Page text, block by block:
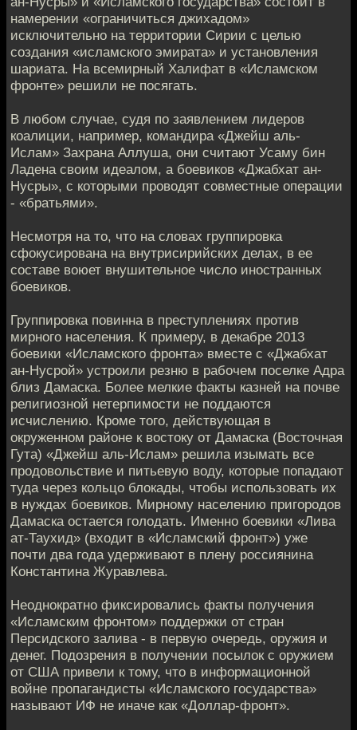
намерении «ограничиться джихадом»
исключительно на территории Сирии с целью
создания «исламского эмирата» и установления
шариата. На всемирный Халифат в «Исламском
фронте» решили не посягать.
В любом случае, судя по заявлением лидеров
коалиции, например, командира «Джейш аль-
Ислам» Захрана Аллуша, они считают Усаму бин
Ладена своим идеалом, а боевиков «Джабхат ан-
Нусры», с которыми проводят совместные операции
- «братьями».
Несмотря на то, что на словах группировка
сфокусирована на внутрисирийских делах, в ее
составе воюет внушительное число иностранных
боевиков.
Группировка повинна в преступлениях против
мирного населения. К примеру, в декабре 2013
боевики «Исламского фронта» вместе с «Джабхат
ан-Нусрой» устроили резню в рабочем поселке Адра
близ Дамаска. Более мелкие факты казней на почве
религиозной нетерпимости не поддаются
исчислению. Кроме того, действующая в
окруженном районе к востоку от Дамаска (Восточная
Гута) «Джейш аль-Ислам» решила изымать все
продовольствие и питьевую воду, которые попадают
туда через кольцо блокады, чтобы использовать их
в нуждах боевиков. Мирному населению пригородов
Дамаска остается голодать. Именно боевики «Лива
ат-Таухид» (входит в «Исламский фронт») уже
почти два года удерживают в плену россиянина
Константина Журавлева.
Неоднократно фиксировались факты получения
«Исламским фронтом» поддержки от стран
Персидского залива - в первую очередь, оружия и
денег. Подозрения в получении посылок с оружием
от США привели к тому, что в информационной
войне пропагандисты «Исламского государства»
называют ИФ не иначе как «Доллар-фронт».